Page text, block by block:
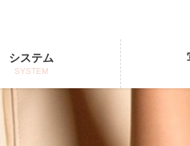
システム
SYSTEM